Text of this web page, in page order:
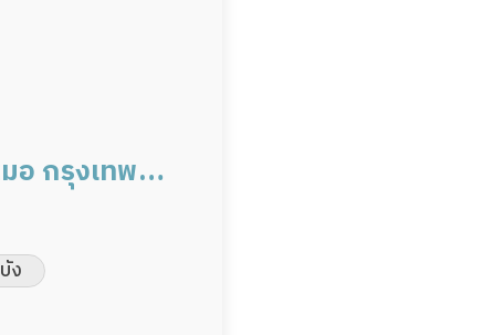
อ กรุงเทพ
ว มืออาชีพ
ล
ง